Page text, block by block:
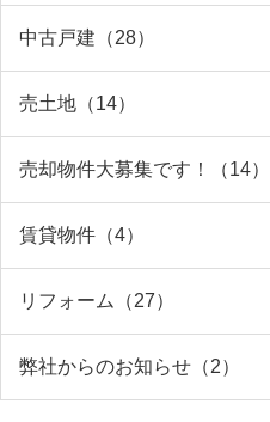
中古戸建（28）
売土地（14）
売却物件大募集です！（14）
賃貸物件（4）
リフォーム（27）
弊社からのお知らせ（2）